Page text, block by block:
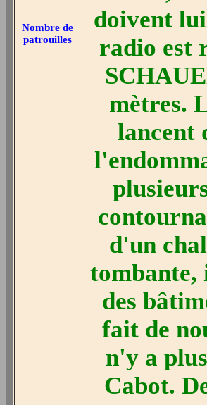
Nombre de
patrouilles
doivent
radio est
mètres.
lancent
d'un
tombante,
des
fait de
n'y a
Cabot.